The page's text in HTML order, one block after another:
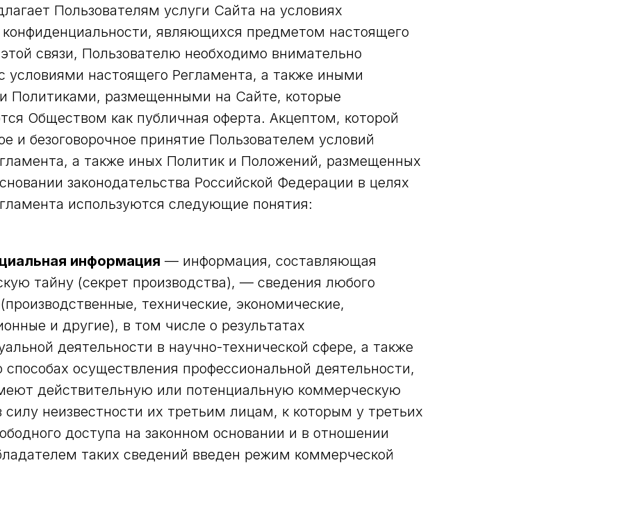
Пользователям услуги Сайта на условиях
конфиденциальности, являющихся предметом настоящего
связи, Пользователю необходимо внимательно
условиями настоящего Регламента, а также иными
Политиками, размещенными на Сайте, которые
Обществом как публичная оферта. Акцептом, которой
и безоговорочное принятие Пользователем условий
а также иных Политик и Положений, размещенных
законодательства Российской Федерации в целях
используются следующие понятия:
информация — информация, составляющая
тайну (секрет производства), — сведения любого
технические, экономические,
и другие), в том числе о результатах
деятельности в научно-технической сфере, а также
способах осуществления профессиональной деятельности,
действительную или потенциальную коммерческую
силу неизвестности их третьим лицам, к которым у третьих
доступа на законном основании и в отношении
таких сведений введен режим коммерческой